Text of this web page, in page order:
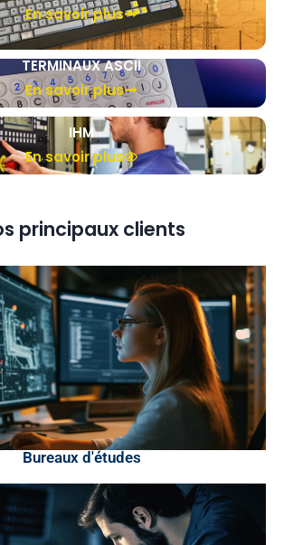
En savoir plus
TERMINAUX ASCII
En savoir plus
IHM
En savoir plus
principaux clients
Bureaux d'études